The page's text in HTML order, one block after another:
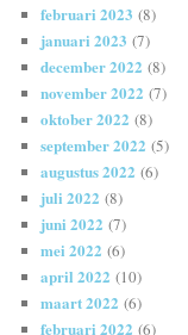
februari 2023 (8)
januari 2023 (7)
december 2022 (8)
november 2022 (7)
oktober 2022 (8)
september 2022 (5)
augustus 2022 (6)
juli 2022 (8)
juni 2022 (7)
mei 2022 (6)
april 2022 (10)
maart 2022 (6)
februari 2022 (6)